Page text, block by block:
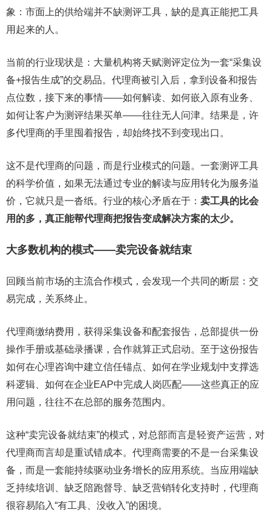
象：市面上的供给端并不缺测评工具，缺的是真正能把工具
用起来的人。
当前的行业现状是：大量机构将天赋测评定位为一套“采集设
备+报告生成”的交易品。代理商被引入后，拿到设备和报告
点位数，接下来的事情——如何解读、如何嵌入原有业务、
如何让客户为测评结果买单——往往无人问津。结果是，许
多代理商的手里囤着报告，却始终找不到变现出口。
这不是代理商的问题，而是行业模式的问题。一套测评工具
的科学价值，如果无法通过专业的解读与应用转化为服务溢
价，它就只是一沓纸。行业的核心矛盾在于： 卖工具的比会
用的多，真正能帮代理商把报告变成解决方案的太少。
大多数机构的模式——卖完设备就结束
回顾当前市场的主流合作模式，会发现一个共同的断层：交
易完成，关系终止。
代理商缴纳费用，获得采集设备和配套报告，总部提供一份
操作手册或基础录播课，合作就算正式启动。至于这份报告
如何在心理咨询中建立信任锚点、如何在学业规划中支撑选
科逻辑、如何在企业EAP中完成人岗匹配——这些真正的应
用问题，往往不在总部的服务范围内。
这种“卖完设备就结束”的模式，对总部而言是轻资产运营，对
代理商而言却是重试错成本。代理商需要的不是一台采集设
备，而是一套能持续驱动业务增长的应用系统。当应用端缺
乏持续培训、缺乏陪跑督导、缺乏营销转化支持时，代理商
很容易陷入“有工具、没收入”的困境。